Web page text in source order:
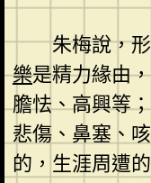
朱梅說，
樂是精力緣由
膽怯、高興等
悲傷、鼻塞、
的，生涯周遭